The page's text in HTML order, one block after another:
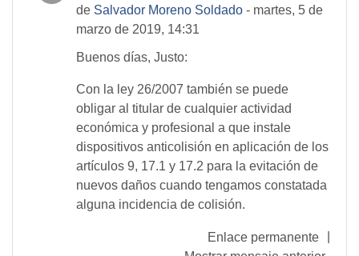
de Salvador Moreno Soldado - martes, 5 de
marzo de 2019, 14:31
Buenos días, Justo:
Con la ley 26/2007 también se puede
obligar al titular de cualquier actividad
económica y profesional a que instale
dispositivos anticolisión en aplicación de los
artículos 9, 17.1 y 17.2 para la evitación de
nuevos daños cuando tengamos constatada
alguna incidencia de colisión.
Enlace permanente